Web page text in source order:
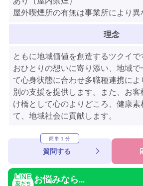
屋外喫煙所の有無は事業所により異
理念
ともに地域価値を創造するツクイ
おひとりの想いに寄り添い、地域
て心身状態に合わせ多職種連携に
別の支援を提供します。また、お
け橋として心のよりどころ、健康
て、地域社会に貢献します。
簡単１分
質問する
お悩みなら...